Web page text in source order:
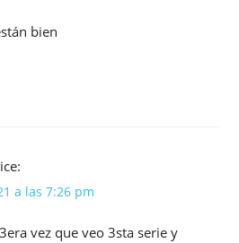
bien
a las 7:26 pm
vez que veo 3sta serie y